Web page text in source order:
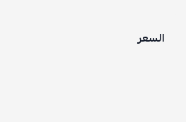
السعر